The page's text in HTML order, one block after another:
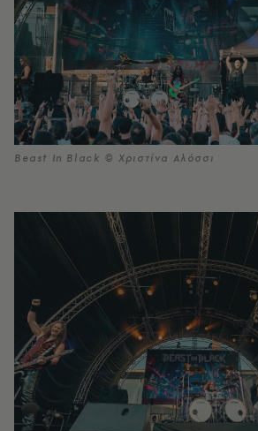
Beast In Black © Χριστίνα Αλόσσι